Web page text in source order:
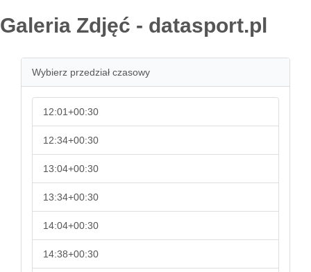
Galeria Zdjęć - datasport.pl
Wybierz przedział czasowy
12:01+00:30
12:34+00:30
13:04+00:30
13:34+00:30
14:04+00:30
14:38+00:30